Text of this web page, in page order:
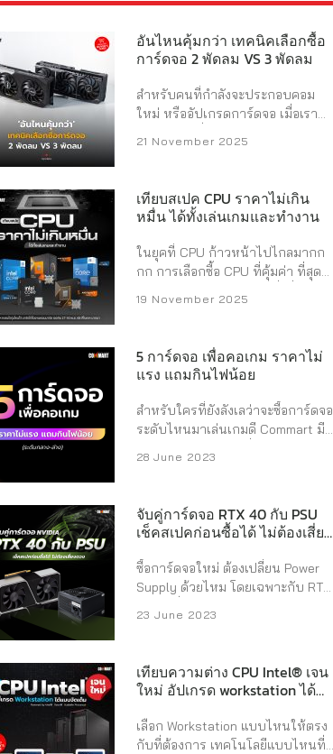
อันไหนคุ้มกว่า เทคนิคเลือกซื้อ
การ์ดจอ 2 พัดลม VS 3 พัดลม
สำหรับคนที่กำลังจะประกอบคอม
ใหม่ หรืออัปเกรดการ์ดจอ เมื่อเรา
2 พัดลมก็พอแล้ว เพราะขนาดแค่
การ์ดจอรุ่นล่าง ๆ อย่าง RTX 5050 ก็
ยังมีรุ่นที่มีพัดลมมาเป็นตัวเลือก บาง
ครั้ง รุ่น 3 พัดลม อาจมีราคาสูงกว่า
รุ่น 2 พัดลมเป็นหลักพันบาท คำถาม
คือเงินที่จ่ายเพิ่มไปนั้นคุ้มค่าจริงหรือ
ไม่ หรือเป็นเพียง กลไกลทางการ
สำหรับการ์ดจอกลุ่ม Mid-Range
(ระดับ 5060, 5060 Ti / 9060 XT)
ส่วนใหญ่แล้ว 3 พัดลมไม่จำเป็น และ
ในหลายกรณีถือเป็น Overspec ที่
จ่ายราคาเกินจริงครับ…. ปัจจัยที่
สำคัญกว่าจำนวนพัดลมคือ ค่า TDP
ตัวเลขที่บอกว่าการ์ดจอจะร้อนแค่
ไหน ...
21 November 2025
เทียบสเปค CPU ราคาไม่เกิน
หมื่น ได้ทั้งเล่นเกมและทำงาน
ในยุคที่ CPU ก้าวหน้าไปไกลมากก
กก การเลือกซื้อ CPU ที่คุ้มค่า ที่สุดใน
เวลาจะจัดคอมสักเครื่องนึง ต้อง
ยอมรับว่า ในตลาดตอนนี้เต็มไปด้วย
CPU หลากหลายรุ่นมาก ๆ บทความ
นี้จะมาถอดรหัสเทคโนโลยีเหล่านี้
และคัด 5 CPU สุดคุ้มที่ตอบโจทย์ทั้ง
เกมเมอร์และคนทำงานมาให้ตัดสิน
ใจ ถอดรหัสเทคโนโลยี Intel vs. AMD
เทคโนโลยีในปัจจุบันของทั้งสองค่าย
กันก่อน เพื่อให้รู้ว่าค่ายไหนตอบ
โจทย์ไลฟ์สไตล์มากกว่ากัน ฝั่ง Intel
สถาปัตยกรรมไฮบริด และการเริ่มต้น
ของยุค AI PC Intel ในยุค Gen 14 ยัง
คงสานต่อความสำเร็จของ
cores คอร์ประสิทธิภาพสูง สำหรับ
งานหนักเฉพาะหน้า เช่น การเล่น
19 November 2025
5 การ์ดจอ เพื่อคอเกม ราคาไม่
แรง แถมกินไฟน้อย
สำหรับใครที่ยังลังเลว่าจะซื้อการ์ดจอ
ระดับไหนมาเล่นเกมดี Commart มี
28 June 2023
จับคู่การ์ดจอ RTX 40 กับ PSU
เช็คสเปคก่อนซื้อได้ ไม่ต้องเสี่ยง
ซื้อการ์ดจอใหม่ ต้องเปลี่ยน Power
Supply ด้วยไหม โดยเฉพาะกับ RTX
RTX 40 Series ในแต่ละรุ่น NVIDIA
ได้ระบุข้อมูลไว้ชัดเจนว่า การ์ดจอของ
เขา (Founders Edition) ต้องใช้
Power Supply เท่าไหร่ขึ้นไป และสำ
แบรนด์ที่เป็นพาร์ทเนอร์กับทาง
23 June 2023
เทียบความต่าง CPU Intel® เจน
ใหม่ อัปเกรด workstation ได้
เลือก Workstation แบบไหนให้ตรง
กับที่ต้องการ เทคโนโลยีแบบไหนที่